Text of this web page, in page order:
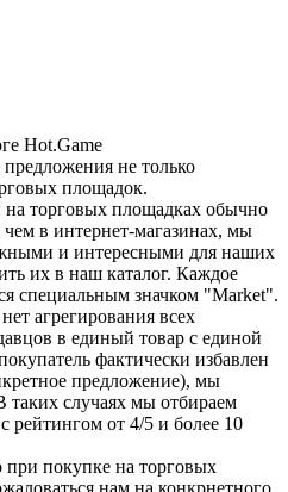
Hot.Game
не только
площадок.
торговых площадках обычно
в интернет-магазинах, мы
и интересными для наших
их в наш каталог. Каждое
специальным значком "Market".
агрегирования всех
в единый товар с единой
фактически избавлен
предложение), мы
таких случаях мы отбираем
рейтингом от 4/5 и более 10
покупке на торговых
нам на конкрнетного